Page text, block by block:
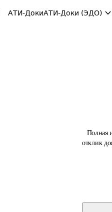
АТИ-ДокиАТИ-Доки (ЭДО)
Полная
отклик